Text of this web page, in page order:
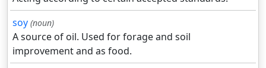
soy (noun)
A source of oil. Used for forage and soil
improvement and as food.